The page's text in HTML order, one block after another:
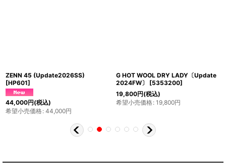
ZENN 45 (Update2026SS)
[HP601]
44,000円(税込)
希望小売価格: 44,000円
G HOT WOOL DRY LADY〔Update
2024FW〕
[5353200]
19,800円(税込)
希望小売価格: 19,800円